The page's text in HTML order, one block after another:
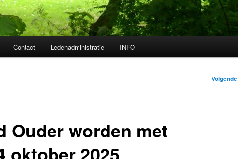
Contact Ledenadministratie INFO
Volgende
Ouder worden met
oktober 2025